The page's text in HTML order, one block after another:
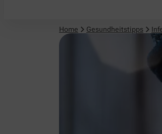
Home Gesundheitstipps